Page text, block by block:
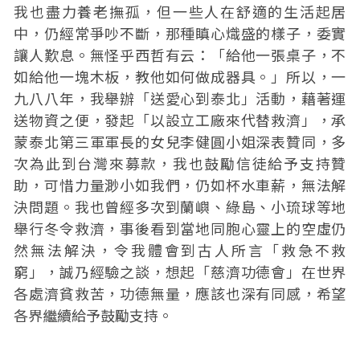
我也盡力養老撫孤，但一些人在舒適的生活起居
中，仍經常爭吵不斷，那種瞋心熾盛的樣子，委實
讓人歎息。無怪乎西哲有云：「給他一張桌子，不
如給他一塊木板，教他如何做成器具。」所以，一
九八八年，我舉辦「送愛心到泰北」活動，藉著運
送物資之便，發起「以設立工廠來代替救濟」，承
蒙泰北第三軍軍長的女兒李健圓小姐深表贊同，多
次為此到台灣來募款，我也鼓勵信徒給予支持贊
助，可惜力量渺小如我們，仍如杯水車薪，無法解
決問題。我也曾經多次到蘭嶼、綠島、小琉球等地
舉行冬令救濟，事後看到當地同胞心靈上的空虛仍
然無法解決，令我體會到古人所言「救急不救
窮」，誠乃經驗之談，想起「慈濟功德會」在世界
各處濟貧救苦，功德無量，應該也深有同感，希望
各界繼續給予鼓勵支持。